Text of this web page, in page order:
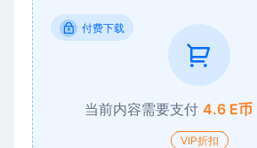
付费下载
当前内容需要支付 4.6 E币
VIP折扣